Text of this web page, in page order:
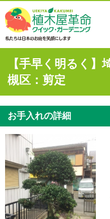
【手早く明るく】
槻区：剪定
お手入れの詳細